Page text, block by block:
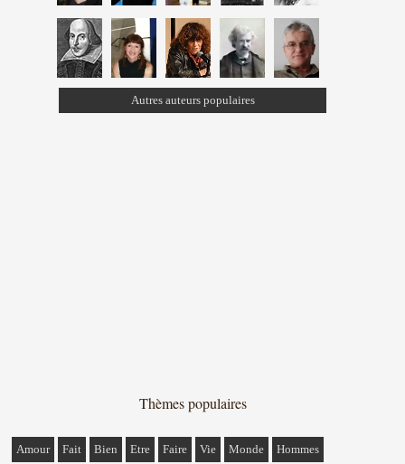
Autres auteurs populaires
Thèmes populaires
Amour Fait Bien Etre Faire Vie Monde Hommes